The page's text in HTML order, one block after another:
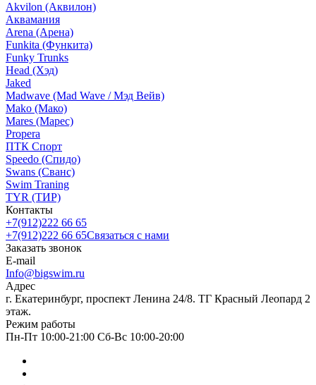
Akvilon (Аквилон)
Аквамания
Arena (Арена)
Funkita (Функита)
Funky Trunks
Head (Хэд)
Jaked
Madwave (Mad Wave / Мэд Вейв)
Mako (Мако)
Mares (Марес)
Propera
ПТК Спорт
Speedo (Спидо)
Swans (Сванс)
Swim Traning
TYR (ТИР)
Контакты
+7(912)222 66 65
+7(912)222 66 65Связаться с нами
Заказать звонок
E-mail
Info@bigswim.ru
Адрес
г. Екатеринбург, проспект Ленина 24/8. ТГ Красный Леопард 2
этаж.
Режим работы
Пн-Пт 10:00-21:00 Сб-Вс 10:00-20:00